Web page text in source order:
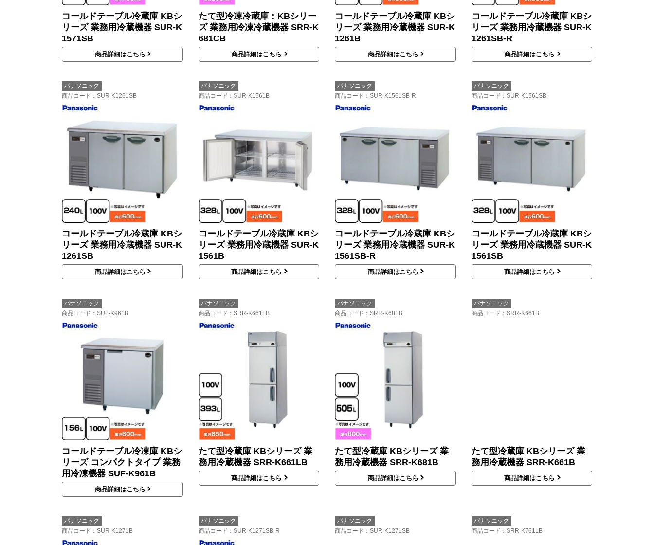
コールドテーブル冷蔵庫 KBシ
リーズ 業務用冷蔵機器 SUR-K
1571SB
商品詳細はこちら
たて型冷凍冷蔵庫：KBシリー
ズ 業務用冷凍冷蔵機器 SRR-K
681CB
商品詳細はこちら
コールドテーブル冷蔵庫 KBシ
リーズ 業務用冷蔵機器 SUR-K
1261B
商品詳細はこちら
コールドテーブル冷蔵庫 KBシ
リーズ 業務用冷蔵機器 SUR-K
1261SB-R
商品詳細はこちら
パナソニック
商品コード ：SUR-K1261SB
コールドテーブル冷蔵庫 KBシ
リーズ 業務用冷蔵機器 SUR-K
1261SB
商品詳細はこちら
パナソニック
商品コード ：SUR-K1561B
コールドテーブル冷蔵庫 KBシ
リーズ 業務用冷蔵機器 SUR-K
1561B
商品詳細はこちら
パナソニック
商品コード ：SUR-K1561SB-R
コールドテーブル冷蔵庫 KBシ
リーズ 業務用冷蔵機器 SUR-K
1561SB-R
商品詳細はこちら
パナソニック
商品コード ：SUR-K1561SB
コールドテーブル冷蔵庫 KBシ
リーズ 業務用冷蔵機器 SUR-K
1561SB
商品詳細はこちら
パナソニック
商品コード ：SUF-K961B
コールドテーブル冷凍庫 KBシ
リーズ コンパクトタイプ 業務
用冷凍機器 SUF-K961B
商品詳細はこちら
パナソニック
商品コード ：SRR-K661LB
たて型冷蔵庫 KBシリーズ 業
務用冷蔵機器 SRR-K661LB
商品詳細はこちら
パナソニック
商品コード ：SRR-K681B
たて型冷蔵庫 KBシリーズ 業
務用冷蔵機器 SRR-K681B
商品詳細はこちら
パナソニック
商品コード ：SRR-K661B
たて型冷蔵庫 KBシリーズ 業
務用冷蔵機器 SRR-K661B
商品詳細はこちら
パナソニック
商品コード ：SUR-K1271B
パナソニック
商品コード ：SUR-K1271SB-R
パナソニック
商品コード ：SUR-K1271SB
パナソニック
商品コード ：SRR-K761LB